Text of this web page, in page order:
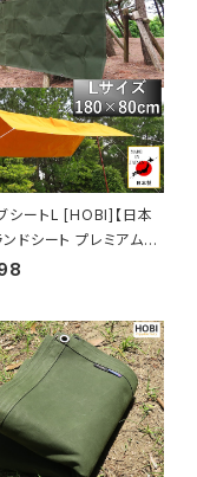
】
シートL [HOBI]【日本
ンドシート プレミアム帆
水パラフィン加工 [無
幕 コンパクト アウトド
プ レジャー ホビ オリ
ブ/キャメルオレンジ【M
】